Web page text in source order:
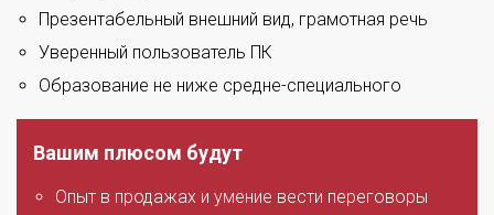
Презентабельный внешний вид, грамотная речь
Уверенный пользователь ПК
Образование не ниже средне-специального
Вашим плюсом будут
Опыт в продажах и умение вести переговоры